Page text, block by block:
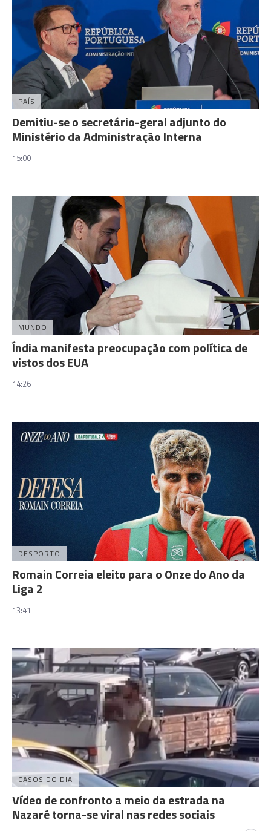
PAÍS
Demitiu-se o secretário-geral adjunto do
Ministério da Administração Interna
15:00
MUNDO
Índia manifesta preocupação com política de
vistos dos EUA
14:26
DESPORTO
Romain Correia eleito para o Onze do Ano da
Liga 2
13:41
CASOS DO DIA
Vídeo de confronto a meio da estrada na
Nazaré torna-se viral nas redes sociais